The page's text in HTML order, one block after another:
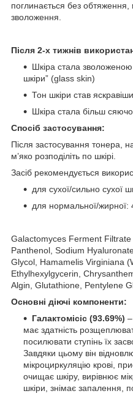
поглинається без
зволоження.
Після 2-х тижнів
Шкіра стала зволоженою
шкіри” (glass skin)
Тон шкіри став
Шкіра стала більш
Спосіб застосування:
Після застосування тонера,
м’яко розподіліть по шкірі.
Засіб рекомендується
для сухої/сильно сухої
для нормальної/жирної:
Galactomyces Ferment
Panthenol, Sodium
Glycol, Hamamelis Virginiana
Ethylhexylgycerin,
Algin, Glutathione, Pentylene
Основні діючі компоненти:
Галактомісіс (93.69%)
має здатність
посилювати ступінь їх
Завдяки цьому він
мікроциркуляцію крові,
очищає шкіру, вирівнює
шкіри, знімає запалення,